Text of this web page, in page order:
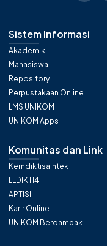
Sistem Informasi
Akademik
Mahasiswa
Repository
Perpustakaan Online
LMS UNIKOM
UNIKOM Apps
Komunitas dan Link
Kemdiktisaintek
LLDIKTI4
APTISI
Karir Online
UNIKOM Berdampak